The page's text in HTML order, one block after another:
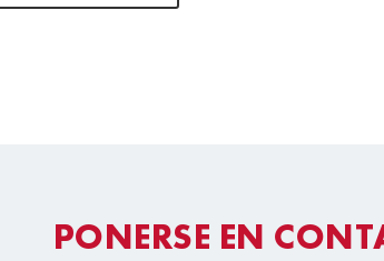
PONERSE EN